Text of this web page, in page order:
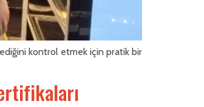
kontrol etmek için pratik bir